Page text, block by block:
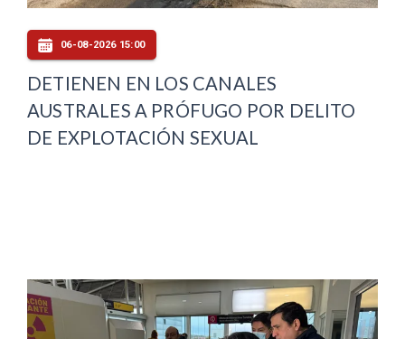
06-08-2026 15:00
DETIENEN EN LOS CANALES
AUSTRALES A PRÓFUGO POR DELITO
DE EXPLOTACIÓN SEXUAL